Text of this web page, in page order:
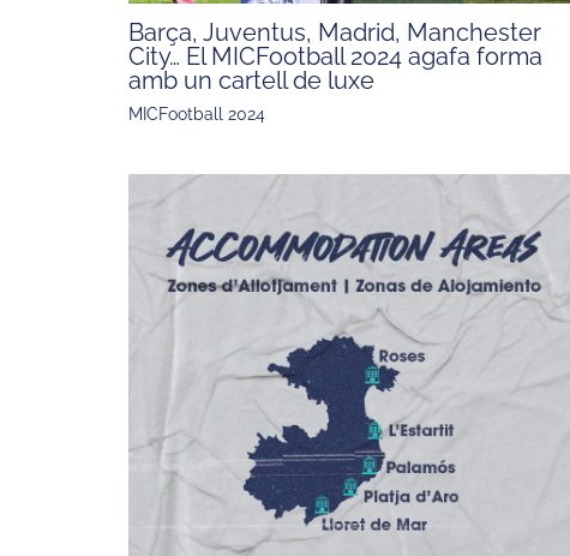
Barça, Juventus, Madrid, Manchester
City… El MICFootball 2024 agafa forma
amb un cartell de luxe
MICFootball 2024